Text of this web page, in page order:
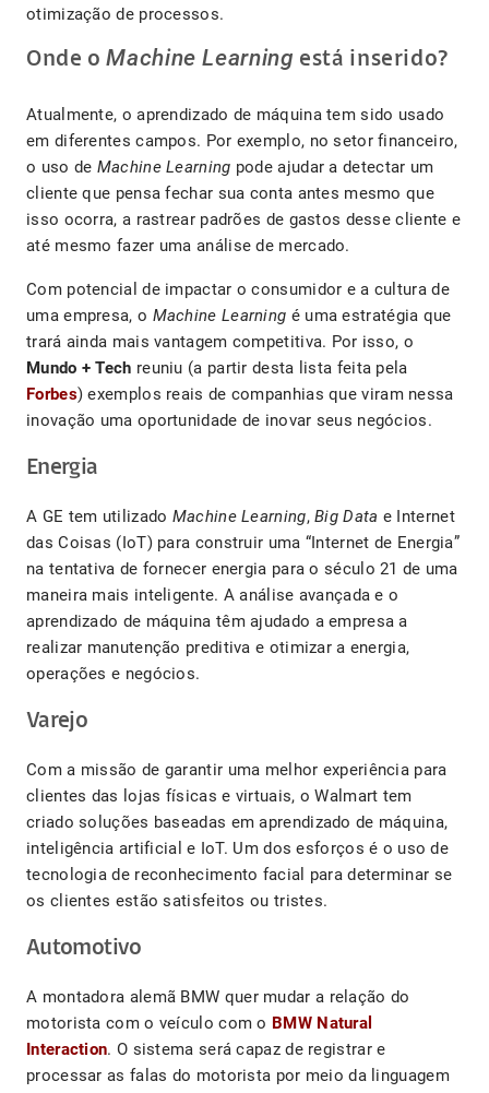
otimização de processos.
Onde oMachine Learning está inserido?
Atualmente, o aprendizado de máquina tem sido usado
em diferentes campos. Por exemplo, no setor financeiro,
o uso de Machine Learning pode ajudar a detectar um
cliente que pensa fechar sua conta antes mesmo que
isso ocorra, a rastrear padrões de gastos desse cliente e
até mesmo fazer uma análise de mercado.
Com potencial de impactar o consumidor e a cultura de
uma empresa, o Machine Learning é uma estratégia que
trará ainda mais vantagem competitiva. Por isso, o
Mundo + Tech reuniu (a partir desta lista feita pela
Forbes) exemplos reais de companhias que viram nessa
inovação uma oportunidade de inovar seus negócios.
Energia
A GE tem utilizado Machine Learning,Big Data e Internet
das Coisas (IoT) para construir uma “Internet de Energia”
na tentativa de fornecer energia para o século 21 de uma
maneira mais inteligente. A análise avançada e o
aprendizado de máquina têm ajudado a empresa a
realizar manutenção preditiva e otimizar a energia,
operações e negócios.
Varejo
Com a missão de garantir uma melhor experiência para
clientes das lojas físicas e virtuais, o Walmart tem
criado soluções baseadas em aprendizado de máquina,
inteligência artificial e IoT. Um dos esforços é o uso de
tecnologia de reconhecimento facial para determinar se
os clientes estão satisfeitos ou tristes.
Automotivo
A montadora alemã BMW quer mudar a relação do
motorista com o veículo com o BMW Natural
Interaction. O sistema será capaz de registrar e
processar as falas do motorista por meio da linguagem